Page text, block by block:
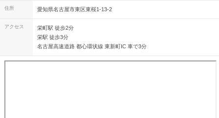
住所 愛知県名古屋市東区東桜1-13-2
アクセス
栄町駅 徒歩2分
栄駅 徒歩3分
名古屋高速道路 都心環状線 東新町IC 車で3分